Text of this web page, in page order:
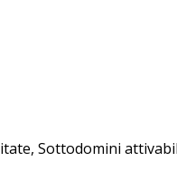
Sottodomini